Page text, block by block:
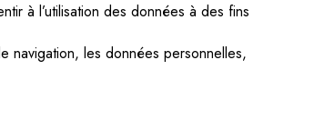
à l’utilisation des données à des fins
navigation, les données personnelles,